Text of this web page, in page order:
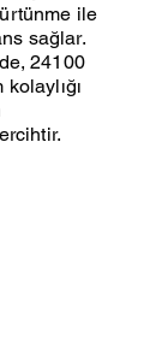
ile
sağlar.
24100